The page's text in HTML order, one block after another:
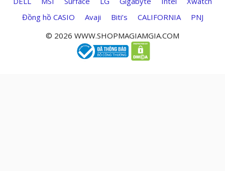
Đồng hồ CASIO
Avaji Biti’s CALIFORNIA
PNJ
© 2026 WWW.SHOPMAGIAMGIA.COM